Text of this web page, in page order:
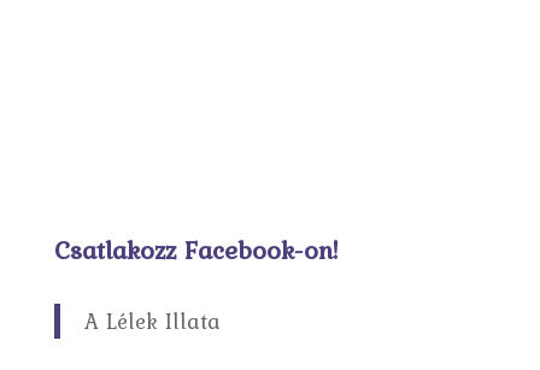
Csatlakozz Facebook-on!
A Lélek Illata